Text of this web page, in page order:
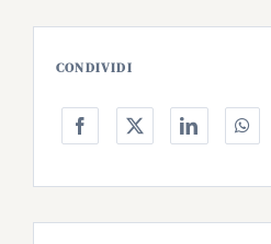
CONDIVIDI